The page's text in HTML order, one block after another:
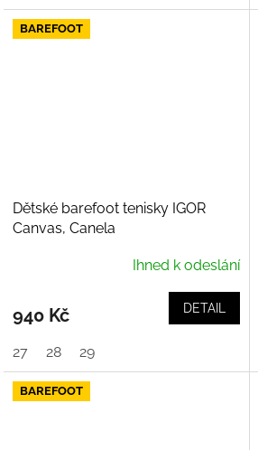
BAREFOOT
Dětské barefoot tenisky IGOR
Canvas, Canela
Ihned k odeslání
940 Kč DETAIL
27 28 29
BAREFOOT